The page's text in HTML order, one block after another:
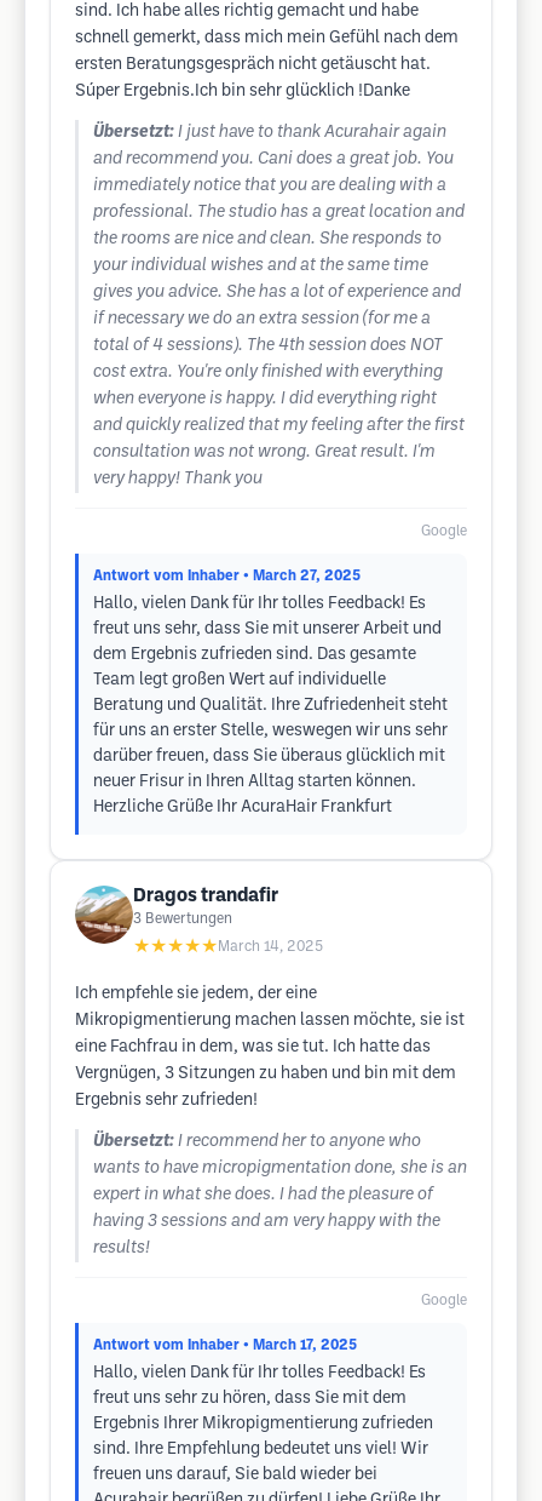
sind. Ich habe alles richtig gemacht und habe
schnell gemerkt, dass mich mein Gefühl nach dem
ersten Beratungsgespräch nicht getäuscht hat.
Súper Ergebnis.Ich bin sehr glücklich !Danke
Übersetzt: I just have to thank Acurahair again
and recommend you. Cani does a great job. You
immediately notice that you are dealing with a
professional. The studio has a great location and
the rooms are nice and clean. She responds to
your individual wishes and at the same time
gives you advice. She has a lot of experience and
if necessary we do an extra session (for me a
total of 4 sessions). The 4th session does NOT
cost extra. You're only finished with everything
when everyone is happy. I did everything right
and quickly realized that my feeling after the first
consultation was not wrong. Great result. I'm
very happy! Thank you
Google
Antwort vom Inhaber • March 27, 2025
Hallo, vielen Dank für Ihr tolles Feedback! Es
freut uns sehr, dass Sie mit unserer Arbeit und
dem Ergebnis zufrieden sind. Das gesamte
Team legt großen Wert auf individuelle
Beratung und Qualität. Ihre Zufriedenheit steht
für uns an erster Stelle, weswegen wir uns sehr
darüber freuen, dass Sie überaus glücklich mit
neuer Frisur in Ihren Alltag starten können.
Herzliche Grüße Ihr AcuraHair Frankfurt
Dragos trandafir
3 Bewertungen
★★★★★ March 14, 2025
Ich empfehle sie jedem, der eine
Mikropigmentierung machen lassen möchte, sie ist
eine Fachfrau in dem, was sie tut. Ich hatte das
Vergnügen, 3 Sitzungen zu haben und bin mit dem
Ergebnis sehr zufrieden!
Übersetzt: I recommend her to anyone who
wants to have micropigmentation done, she is an
expert in what she does. I had the pleasure of
having 3 sessions and am very happy with the
results!
Google
Antwort vom Inhaber • March 17, 2025
Hallo, vielen Dank für Ihr tolles Feedback! Es
freut uns sehr zu hören, dass Sie mit dem
Ergebnis Ihrer Mikropigmentierung zufrieden
sind. Ihre Empfehlung bedeutet uns viel! Wir
freuen uns darauf, Sie bald wieder bei